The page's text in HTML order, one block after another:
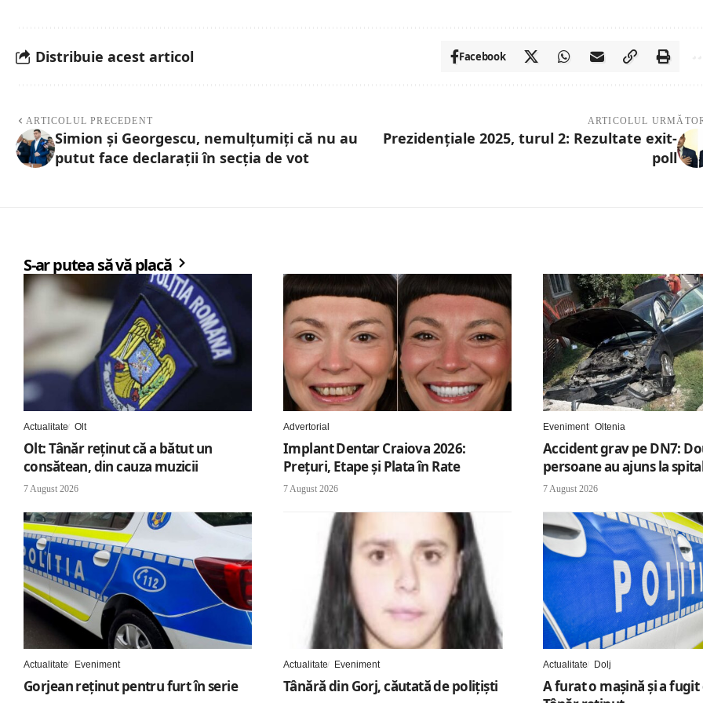
Distribuie acest articol Facebook
ARTICOLUL PRECEDENT
Simion și Georgescu, nemulțumiți că nu au
putut face declarații în secția de vot
ARTICOLUL
Prezidențiale 2025, turul 2: Rezultate exit-
poll
S-ar putea să vă placă
Actualitate Olt
Olt: Tânăr reţinut că a bătut un
consătean, din cauza muzicii
7 August 2026
Advertorial
Implant Dentar Craiova 2026:
Preţuri, Etape şi Plata în Rate
7 August 2026
Eveniment Oltenia
Accident grav pe DN7:
persoane au ajuns la
7 August 2026
Actualitate Eveniment
Gorjean reținut pentru furt în serie
Actualitate Eveniment
Tânără din Gorj, căutată de polițiști
Actualitate Dolj
A furat o mașină și a